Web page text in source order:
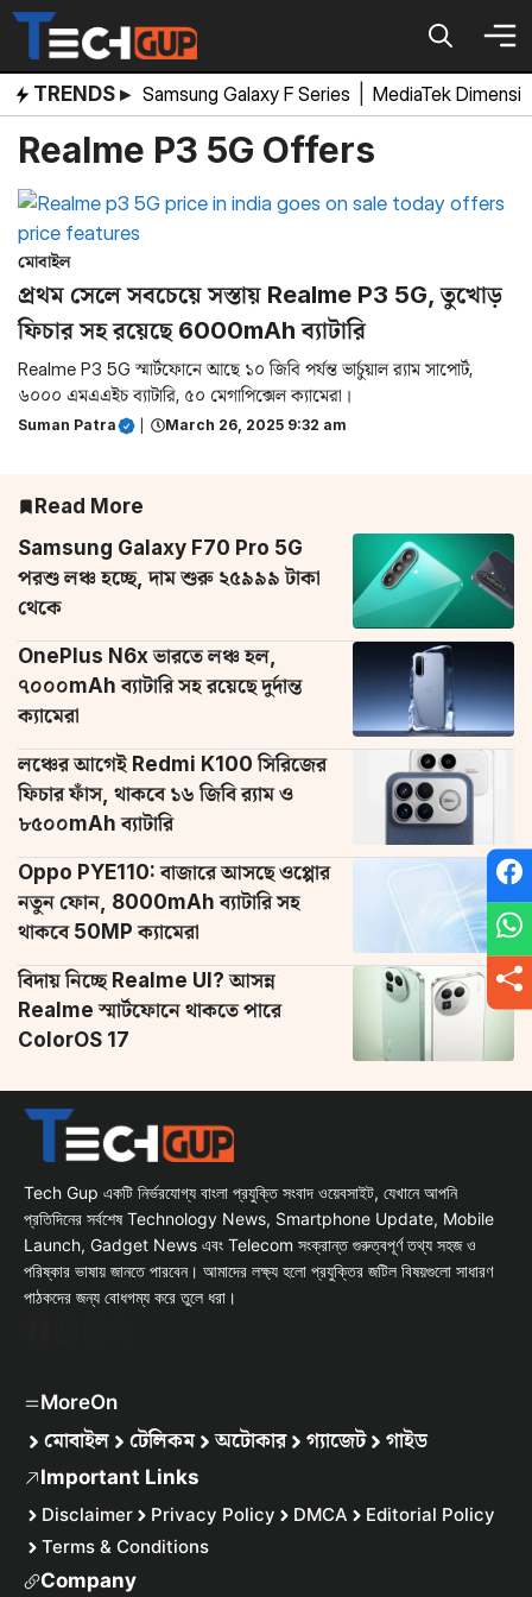
Skip
content
TRENDS ▸ Samsung Galaxy F Series MediaTek
Realme P3 5G Offers
মোবাইল
প্রথম সেলে সবচেয়ে সস্তায় Realme P3 5G, তুখোড়
ফিচার সহ রয়েছে 6000mAh ব্যাটারি
Realme P3 5G স্মার্টফোনে আছে ১০ জিবি পর্যন্ত ভার্চুয়াল র‌্যাম সাপোর্ট,
৬০০০ এমএএইচ ব্যাটারি, ৫০ মেগাপিক্সেল ক্যামেরা।
Suman Patra March 26, 2025 9:32 am
Read More
Samsung Galaxy F70 Pro 5G
পরশু লঞ্চ হচ্ছে, দাম শুরু ২৫৯৯৯ টাকা
থেকে
OnePlus N6x ভারতে লঞ্চ হল,
৭০০০mAh ব্যাটারি সহ রয়েছে দুর্দান্ত
ক্যামেরা
লঞ্চের আগেই Redmi K100 সিরিজের
ফিচার ফাঁস, থাকবে ১৬ জিবি র‌্যাম ও
৮৫০০mAh ব্যাটারি
Oppo PYE110: বাজারে আসছে ওপ্পোর
নতুন ফোন, 8000mAh ব্যাটারি সহ
থাকবে 50MP ক্যামেরা
বিদায় নিচ্ছে Realme UI? আসন্ন
Realme স্মার্টফোনে থাকতে পারে
ColorOS 17
Tech Gup একটি নির্ভরযোগ্য বাংলা প্রযুক্তি সংবাদ ওয়েবসাইট, যেখানে আপনি
প্রতিদিনের সর্বশেষ Technology News, Smartphone Update, Mobile
Launch, Gadget News এবং Telecom সংক্রান্ত গুরুত্বপূর্ণ তথ্য সহজ ও
পরিষ্কার ভাষায় জানতে পারবেন। আমাদের লক্ষ্য হলো প্রযুক্তির জটিল বিষয়গুলো সাধারণ
পাঠকদের জন্য বোধগম্য করে তুলে ধরা।
MoreOn
মোবাইল টেলিকম অটোকার গ্যাজেট গাইড
Important Links
Disclaimer Privacy Policy DMCA
Editorial Policy
Terms & Conditions
Company